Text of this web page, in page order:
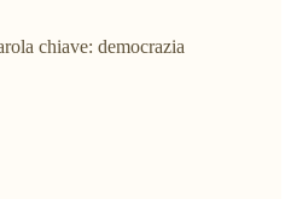
chiave: democrazia